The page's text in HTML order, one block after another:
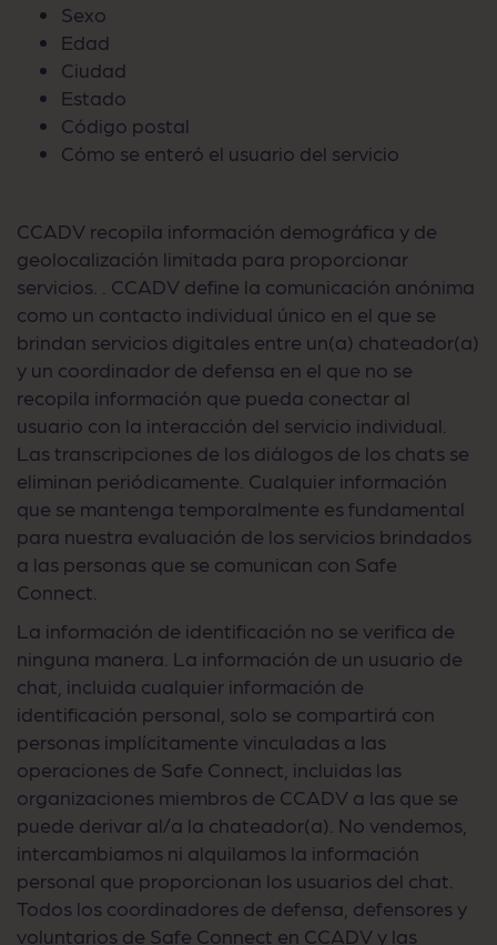
Sexo
Edad
Ciudad
Estado
Código postal
Cómo se enteró el usuario del servicio
CCADV recopila información demográfica y de
geolocalización limitada para proporcionar
servicios. . CCADV define la comunicación anónima
como un contacto individual único en el que se
brindan servicios digitales entre un(a) chateador(a)
y un coordinador de defensa en el que no se
recopila información que pueda conectar al
usuario con la interacción del servicio individual.
Las transcripciones de los diálogos de los chats se
eliminan periódicamente. Cualquier información
que se mantenga temporalmente es fundamental
para nuestra evaluación de los servicios brindados
a las personas que se comunican con Safe
Connect.
La información de identificación no se verifica de
ninguna manera. La información de un usuario de
chat, incluida cualquier información de
identificación personal, solo se compartirá con
personas implícitamente vinculadas a las
operaciones de Safe Connect, incluidas las
organizaciones miembros de CCADV a las que se
puede derivar al/a la chateador(a). No vendemos,
intercambiamos ni alquilamos la información
personal que proporcionan los usuarios del chat.
Todos los coordinadores de defensa, defensores y
voluntarios de Safe Connect en CCADV y las